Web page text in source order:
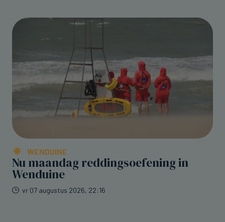
WENDUINE
Nu maandag reddingsoefening in
Wenduine
vr 07 augustus 2026, 22:16